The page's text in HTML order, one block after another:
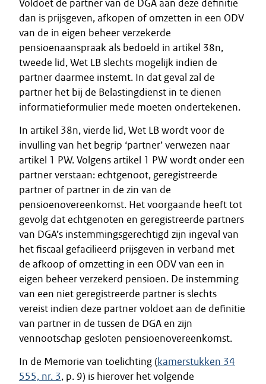
Voldoet de partner van de DGA aan deze definitie
dan is prijsgeven, afkopen of omzetten in een ODV
van de in eigen beheer verzekerde
pensioenaanspraak als bedoeld in artikel 38n,
tweede lid, Wet LB slechts mogelijk indien de
partner daarmee instemt. In dat geval zal de
partner het bij de Belastingdienst in te dienen
informatieformulier mede moeten ondertekenen.
In artikel 38n, vierde lid, Wet LB wordt voor de
invulling van het begrip ‘partner’ verwezen naar
artikel 1 PW. Volgens artikel 1 PW wordt onder een
partner verstaan: echtgenoot, geregistreerde
partner of partner in de zin van de
pensioenovereenkomst. Het voorgaande heeft tot
gevolg dat echtgenoten en geregistreerde partners
van DGA’s instemmingsgerechtigd zijn ingeval van
het fiscaal gefacilieerd prijsgeven in verband met
de afkoop of omzetting in een ODV van een in
eigen beheer verzekerd pensioen. De instemming
van een niet geregistreerde partner is slechts
vereist indien deze partner voldoet aan de definitie
van partner in de tussen de DGA en zijn
vennootschap gesloten pensioenovereenkomst.
In de Memorie van toelichting (kamerstukken 34
555, nr. 3, p. 9) is hierover het volgende